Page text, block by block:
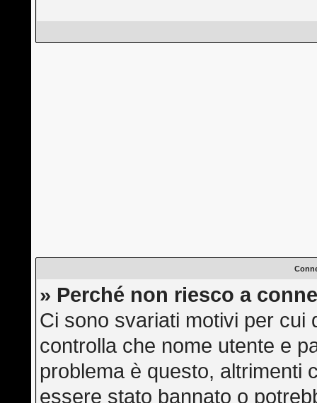
» Perché non riesco a
Ci sono svariati motivi per
controlla che nome utente e
problema è questo, altrimenti
essere stato bannato o